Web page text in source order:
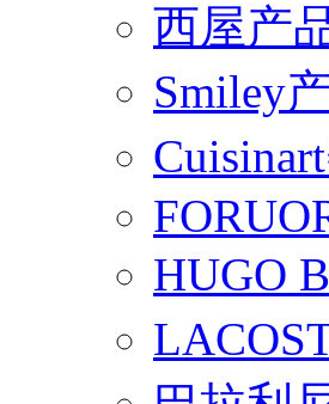
西屋产
Smiley
HUGO